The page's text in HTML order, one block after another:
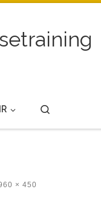
× 450